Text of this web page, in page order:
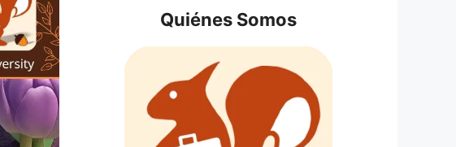
Quiénes Somos